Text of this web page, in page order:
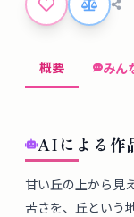
示
ツ
ル
ブ
ロ
概要 みん
AIによる作
甘い丘の上から見
苦さを、丘という